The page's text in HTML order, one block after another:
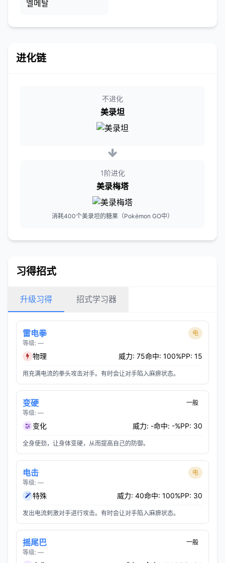
멜메탈
进化链
不进化
美录坦
1阶进化
美录梅塔
消耗400个美录坦的糖果（Pokémon GO中）
习得招式
升级习得 招式学习器
雷电拳
等级: —
电
物理 威力: 75命中: 100%PP: 15
用充满电流的拳头攻击对手。有时会让对手陷入麻痹状态。
变硬
等级: —
一般
变化 威力: -命中: -%PP: 30
全身使劲，让身体变硬，从而提高自己的防御。
电击
等级: —
电
特殊 威力: 40命中: 100%PP: 30
发出电流刺激对手进行攻击。有时会让对手陷入麻痹状态。
摇尾巴
等级: —
一般